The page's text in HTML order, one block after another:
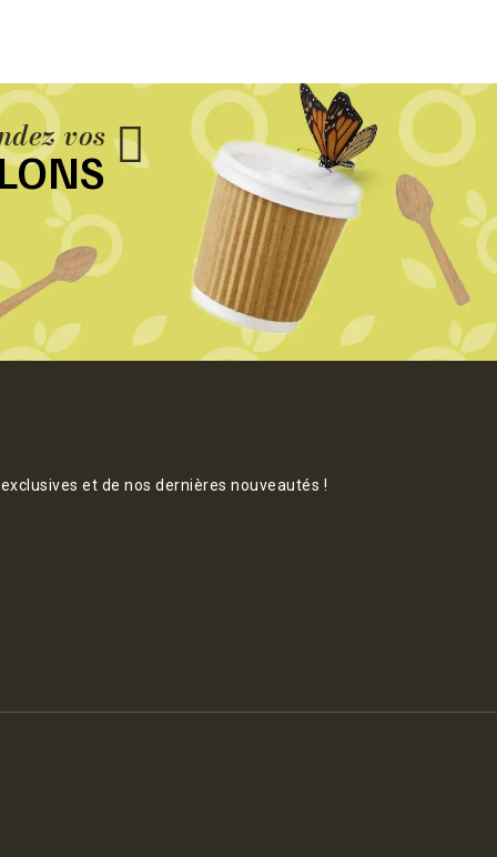
vos
et de nos dernières nouveautés !